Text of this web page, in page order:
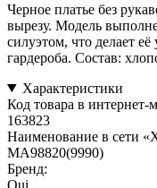
Черное платье без
вырезу. Модель
силуэтом, что делает
гардероба. Состав:
Характеристики
Код товара в интернет-
163823
Наименование в сети
MA98820(9990)
Бренд:
Oui